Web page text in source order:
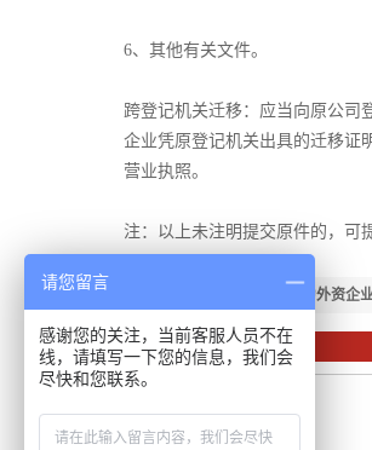
6、其他有关文件。
跨登记机关迁移：应当向原公司
企业凭原登记机关出具的迁移证
营业执照。
注：以上未注明提交原件的，可
内资企业变更为外资企
相关资讯
请您留言
感谢您的关注，当前客服人员不在
线，请填写一下您的信息，我们会
尽快和您联系。